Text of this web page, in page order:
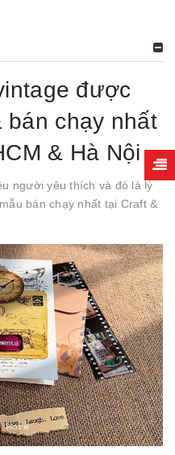
được
bán chạy nhất
& Hà Nội
người yêu thích và đó là lý
bán chạy nhất tại Craft &